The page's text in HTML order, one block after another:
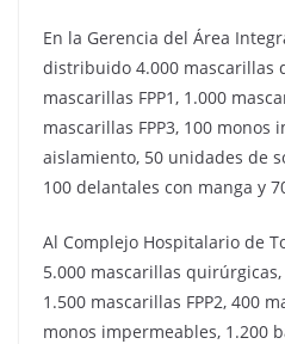
En la Gerencia del Área
distribuido 4.000 mascarillas
mascarillas FPP1, 1.000
mascarillas FPP3, 100 monos
aislamiento, 50 unidades de
100 delantales con manga y
Al Complejo Hospitalario de
5.000 mascarillas quirúrgicas,
1.500 mascarillas FPP2, 400
monos impermeables, 1.200